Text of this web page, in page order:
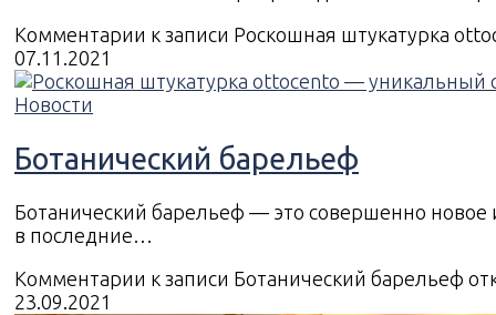
Комментарии к записи Роскошная штукатурка
07.11.2021
Новости
Ботанический барельеф
Ботанический барельеф — это совершенно новое
в последние…
Комментарии к записи Ботанический барельеф
23.09.2021